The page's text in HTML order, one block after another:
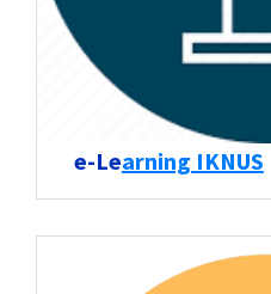
e-Learning IKNUS